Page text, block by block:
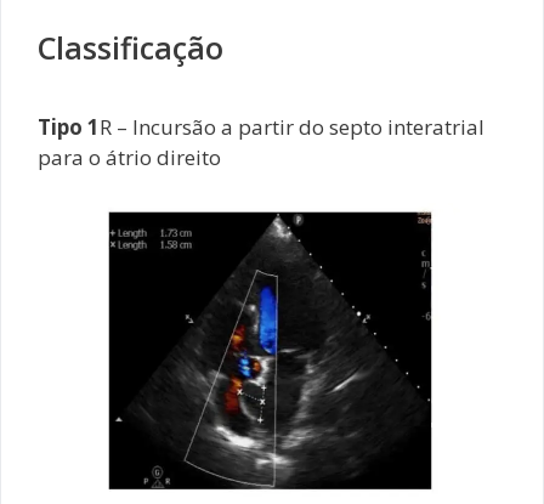
Classificação
Tipo 1R – Incursão a partir do septo interatrial
para o átrio direito